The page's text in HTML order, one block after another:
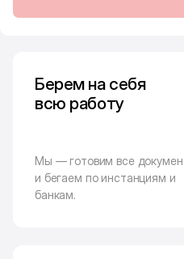
Берем на себя
всю работу
Мы — готовим все
и бегаем по инстанциям и
банкам.